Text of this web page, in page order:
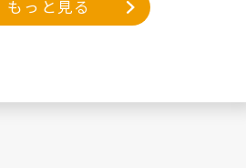
もっと見る